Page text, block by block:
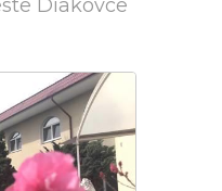
Diakovce